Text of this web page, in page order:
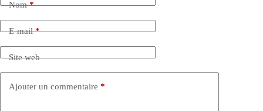
Nom*
E-mail*
Site web
Ajouter un commentaire *